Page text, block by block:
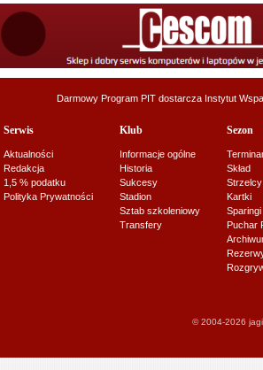
Darmowy Program PIT dostarcza Instytut
Serwis
Aktualności
Redakcja
1,5 % podatku
Polityka Prywatności
Klub
Informacje ogólne
Historia
Sukcesy
Stadion
Sztab szkoleniowy
Transfery
Sezon
Skład
Strzelcy
Kartki
Sparingi
Puchar
© 2004-2026